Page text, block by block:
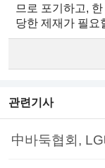
므로 포기하고,
당한 제재가 필요
관련기사
中바둑협회,